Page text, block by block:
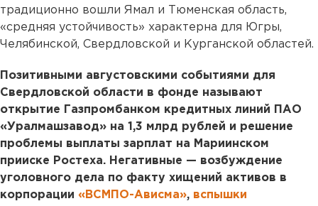
традиционно вошли Ямал и Тюменская область,
«средняя устойчивость» характерна для Югры,
Челябинской, Свердловской и Курганской областей.
Позитивными августовскими событиями для
Свердловской области в фонде называют
открытие Газпромбанком кредитных линий ПАО
«Уралмашзавод» на 1,3 млрд рублей и решение
проблемы выплаты зарплат на Мариинском
прииске Ростеха. Негативные — возбуждение
уголовного дела по факту хищений активов в
корпорации «ВСМПО-Ависма», вспышки